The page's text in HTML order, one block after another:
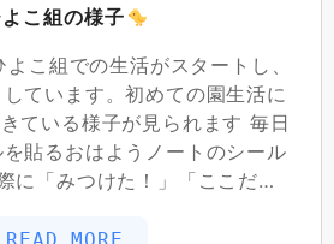
こ組の様子
よこ組での生活がスタートし、
ています。初めての園生活に
ている様子が見られます 毎日
貼るおはようノートのシール
に「みつけた！」「ここだ…